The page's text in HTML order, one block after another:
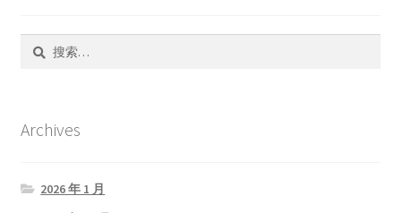
Checkout
Privacy Policy
索：
Archives
2026 年 1 月